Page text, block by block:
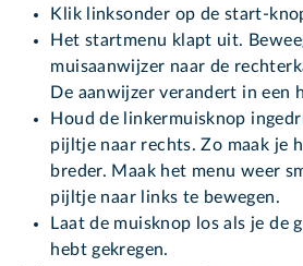
Klik linksonder op de start-
Het startmenu klapt uit.
muisaanwijzer naar de
De aanwijzer verandert in een
Houd de linkermuisknop
pijltje naar rechts. Zo maak je
breder. Maak het menu weer
pijltje naar links te bewegen.
Laat de muisknop los als je de
hebt gekregen.